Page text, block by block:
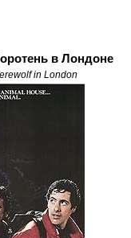
в Лондоне
in London